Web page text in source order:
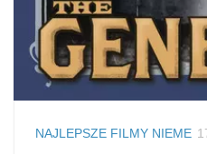
NAJLEPSZE FILMY NIEME